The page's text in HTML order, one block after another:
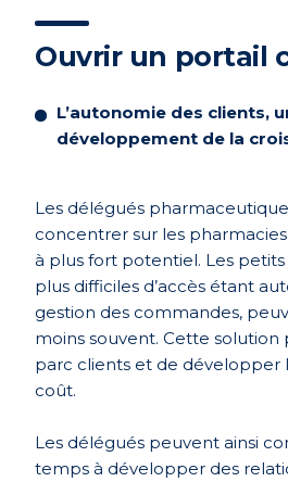
Ouvrir un portail
L’autonomie des clients,
développement de la
Les délégués
concentrer sur les
à plus fort potentiel. Les
plus difficiles d’accès étant
gestion des commandes,
moins souvent. Cette solution
parc clients et de développer
coût.
Les délégués peuvent ainsi
temps à développer des